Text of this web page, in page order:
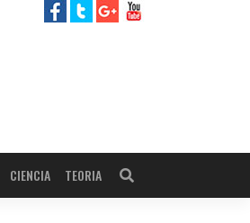
CIENCIA TEORIA